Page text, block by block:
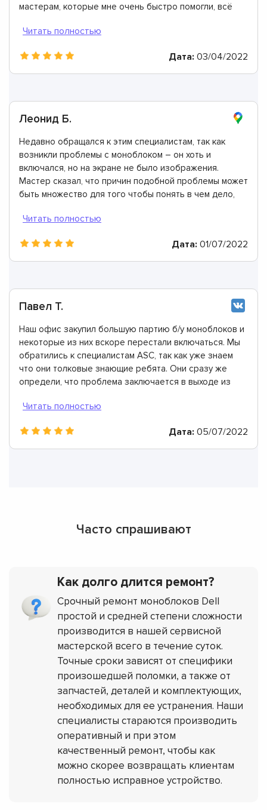
мастерам, которые мне очень быстро помогли, всё
Моноблок был отремонтирован всего за пару часов.
Дата: 03/04/2022
Леонид Б.
Недавно обращался к этим специалистам, так как
возникли проблемы с моноблоком – он хоть и
включался, но на экране не было изображения.
Мастер сказал, что причин подобной проблемы может
быть множество для того чтобы понять в чем дело,
неисправном процессоре. Проблему очень быстро
были в наличии. Один из лучших сервисных центров.
Дата: 01/07/2022
Павел Т.
Наш офис закупил большую партию б/у моноблоков и
некоторые из них вскоре перестали включаться. Мы
обратились к специалистам ASC, так как уже знаем
что они толковые знающие ребята. Они сразу же
определи, что проблема заключается в выходе из
ремонтом за пару дней, однако на деле получилось
Дата: 05/07/2022
Часто спрашивают
Как долго длится ремонт?
Срочный ремонт моноблоков Dell
простой и средней степени сложности
производится в нашей сервисной
мастерской всего в течение суток.
Точные сроки зависят от специфики
произошедшей поломки, а также от
запчастей, деталей и комплектующих,
необходимых для ее устранения. Наши
специалисты стараются производить
оперативный и при этом
качественный ремонт, чтобы как
можно скорее возвращать клиентам
полностью исправное устройство.